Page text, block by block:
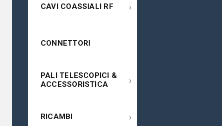
CAVI COASSIALI RF ›
CONNETTORI
PALI TELESCOPICI &
ACCESSORISTICA
›
RICAMBI ›